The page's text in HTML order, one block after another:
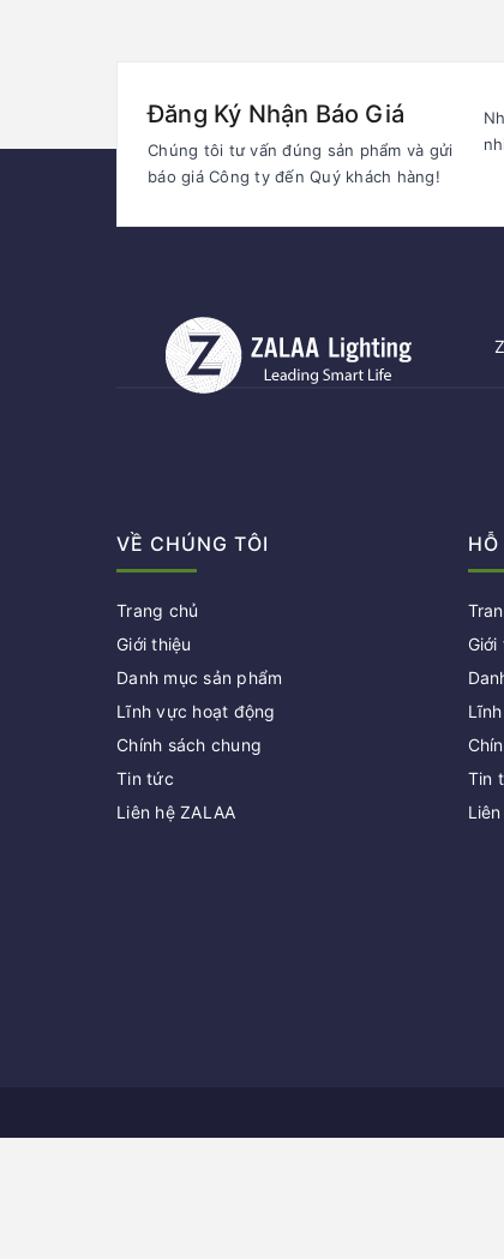
Đăng Ký Nhận Báo Giá
Chúng tôi tư vấn đúng sản phẩm và gửi
báo giá Công ty đến Quý khách hàng!
VỀ CHÚNG TÔI
Trang chủ
Giới thiệu
Danh mục sản phẩm
Lĩnh vực hoạt động
Chính sách chung
Tin tức
Liên hệ ZALAA
Giới
Tin